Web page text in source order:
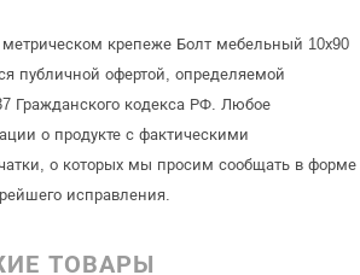
крепеже Болт мебельный 10х90
публичной офертой, определяемой
Гражданского кодекса РФ. Любое
о продукте с фактическими
о которых мы просим сообщать в форме
исправления.
ТОВАРЫ